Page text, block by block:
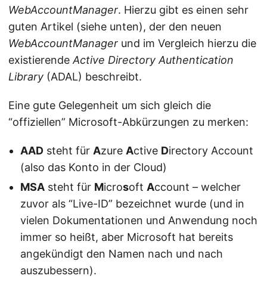
WebAccountManager. Hierzu gibt es einen sehr
guten Artikel (siehe unten), der den neuen
WebAccountManager und im Vergleich hierzu die
existierende Active Directory Authentication
Library (ADAL) beschreibt.
Eine gute Gelegenheit um sich gleich die
“offiziellen” Microsoft-Abkürzungen zu merken:
AAD steht für Azure Active Directory Account
(also das Konto in der Cloud)
MSA steht für Microsoft Account – welcher
zuvor als “Live-ID” bezeichnet wurde (und in
vielen Dokumentationen und Anwendung noch
immer so heißt, aber Microsoft hat bereits
angekündigt den Namen nach und nach
auszubessern).